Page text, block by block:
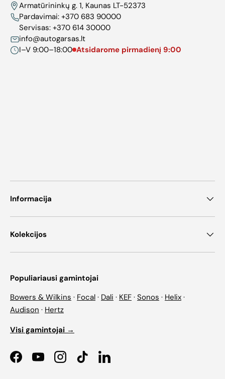
Armatūrininkų g. 1, Kaunas LT-52373
Pardavimai: +370 683 90000
Servisas: +370 614 30000
info@autogarsas.lt
I–V 9:00–18:00 Atsidarome pirmadienį 9:00
Informacija
Kolekcijos
Populiariausi gamintojai
Bowers & Wilkins · Focal · Dali · KEF · Sonos · Helix ·
Audison · Hertz
Visi gamintojai →
FacebookYouTubeInstagramTikTokLinkedIn